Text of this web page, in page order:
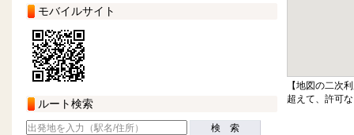
モバイルサイト
ルート検索
検 索
【地図の二次
超えて、許可